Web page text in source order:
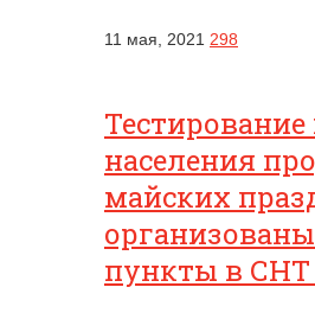
11 мая, 2021 298
населения
майских
пункты в